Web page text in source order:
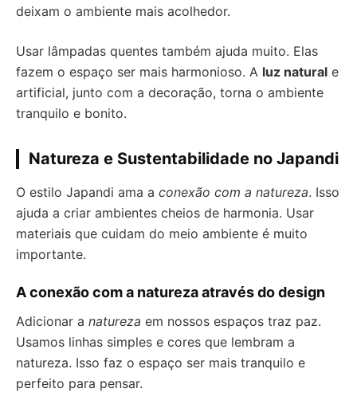
deixam o ambiente mais acolhedor.
Usar lâmpadas quentes também ajuda muito. Elas
fazem o espaço ser mais harmonioso. A luz natural e
artificial, junto com a decoração, torna o ambiente
tranquilo e bonito.
Natureza e Sustentabilidade no Japandi
O estilo Japandi ama a conexão com a natureza. Isso
ajuda a criar ambientes cheios de harmonia. Usar
materiais que cuidam do meio ambiente é muito
importante.
A conexão com a natureza através do design
Adicionar a natureza em nossos espaços traz paz.
Usamos linhas simples e cores que lembram a
natureza. Isso faz o espaço ser mais tranquilo e
perfeito para pensar.